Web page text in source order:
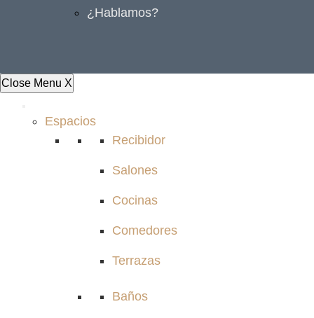
¿Hablamos?
Close Menu X
Espacios
Recibidor
Salones
Cocinas
Comedores
Terrazas
Baños